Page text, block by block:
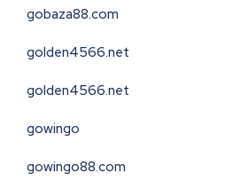
gobaza88.com
golden4566.net
golden4566.net
gowingo
gowingo88.com